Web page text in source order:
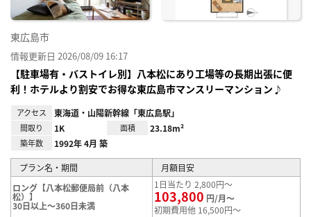
東広島市
情報更新日 2026/08/09 16:17
【駐車場有・バストイレ別】八本松にあり工場等の長期出張に便
利！ホテルより割安でお得な東広島市マンスリーマンション♪
アクセス 東海道・山陽新幹線「東広島駅」
間取り 1K 面積 23.18m²
築年数 1992年 4月 築
プラン名・期間
月額目安
ロング【八本松郵便局前（八本
松）】
30日以上～360日未満
1日当たり 2,800円～
103,800 円/月～
初期費用他 16,500円～